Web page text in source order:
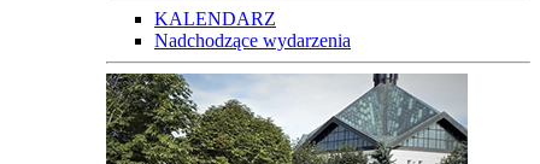
KALENDARZ
Nadchodzące wydarzenia